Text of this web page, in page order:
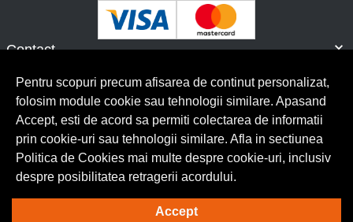
Contact
Servicii clienti
© Copyright 2026 Lumilux. Toate drepturile rezervate.
Solutie eCommercepowered by
Pentru scopuri precum afisarea de continut personalizat,
folosim module cookie sau tehnologii similare. Apasand
Accept, esti de acord sa permiti colectarea de informatii
prin cookie-uri sau tehnologii similare. Afla in sectiunea
Politica de Cookies mai multe despre cookie-uri, inclusiv
despre posibilitatea retragerii acordului.
Accept